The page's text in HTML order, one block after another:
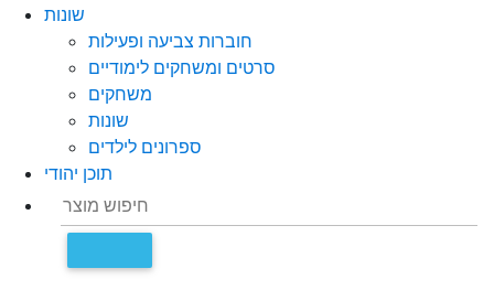
שונות
חוברות צביעה ופעילות
סרטים ומשחקים לימודיים
משחקים
שונות
ספרונים לילדים
תוכן יהודי